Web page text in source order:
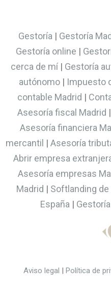
Gestoría | Gestoría
Gestoría online |
cerca de mí| Gestoría
autónomo| Impuesto
contable Madrid |
Asesoría fiscal Madrid |
Asesoría financiera
mercantil | Asesoría
Abrir empresa
Asesoría empresas
Madrid | Softlanding
España |
Aviso legal | Política de